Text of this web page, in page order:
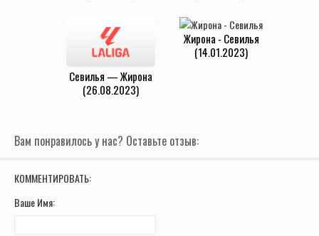
Севилья — Жирона
(26.08.2023)
Жирона - Севилья
(14.01.2023)
Вам понравилось у нас? Оставьте отзыв:
КОММЕНТИРОВАТЬ:
Ваше Имя: